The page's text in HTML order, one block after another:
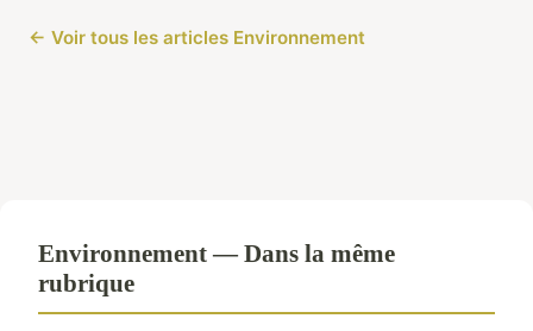
← Voir tous les articles Environnement
Environnement — Dans la même
rubrique